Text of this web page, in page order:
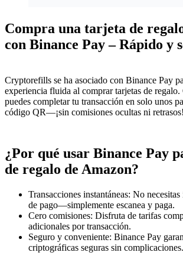
Compra una tarjeta de
con Binance Pay – Rápido y
Cryptorefills se ha asociado con Binance Pay
experiencia fluida al comprar tarjetas de
puedes completar tu transacción en solo unos
código QR—¡sin comisiones ocultas ni retrasos!
¿Por qué usar Binance Pay
de regalo de Amazon?
Transacciones instantáneas: No
de pago—simplemente escanea y paga.
Cero comisiones: Disfruta de tarifas
adicionales por transacción.
Seguro y conveniente: Binance Pay
criptográficas seguras sin complicaciones.